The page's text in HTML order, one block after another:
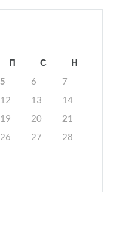
П С
Н
5 6
7
12 13
14
19 20
21
26 27
28